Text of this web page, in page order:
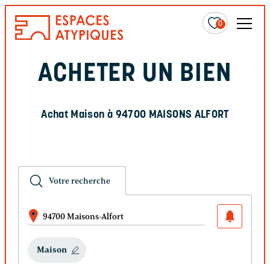
0
ACHETER UN BIEN
Achat Maison à 94700 MAISONS ALFORT
Votre recherche
94700 Maisons-Alfort
Maison